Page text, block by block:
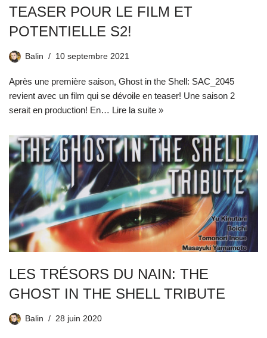
TEASER POUR LE FILM ET
POTENTIELLE S2!
Balin 10 septembre 2021
Après une première saison, Ghost in the Shell: SAC_2045
revient avec un film qui se dévoile en teaser! Une saison 2
serait en production! En… Lire la suite »
LES TRÉSORS DU NAIN: THE
GHOST IN THE SHELL TRIBUTE
Balin 28 juin 2020